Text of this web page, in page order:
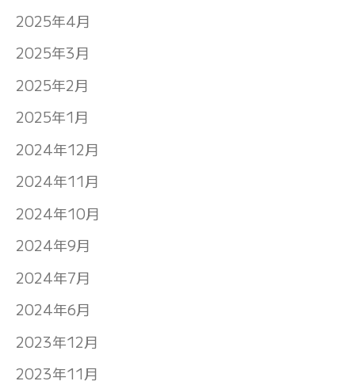
2025年4月
2025年3月
2025年2月
2025年1月
2024年12月
2024年11月
2024年10月
2024年9月
2024年7月
2024年6月
2023年12月
2023年11月